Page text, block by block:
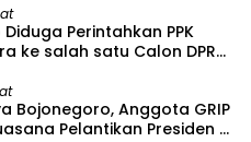
Perintahkan PPK
ke salah satu Calon DPRD
Bojonegoro, Anggota GRIP
Pelantikan Presiden di